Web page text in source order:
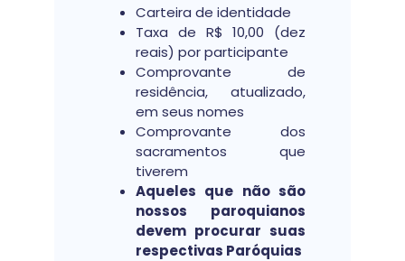
Carteira de identidade
Taxa de R$ 10,00 (dez
reais) por participante
Comprovante de
residência, atualizado,
em seus nomes
Comprovante dos
sacramentos que
tiverem
Aqueles que não são
nossos paroquianos
devem procurar suas
respectivas Paróquias